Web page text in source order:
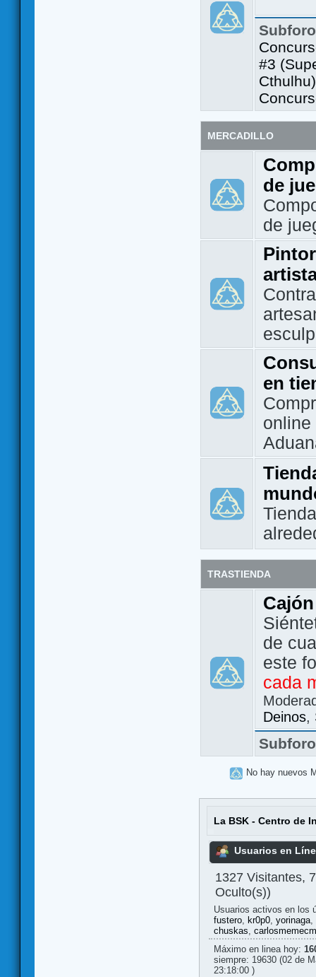
#3
Cthulhu)
MERCADILLO
de
de
en
TRASTIENDA
de
este
cada
Deinos,
No hay nuevos
La BSK - Centro de
Usuarios en
1327 Visitantes,
Oculto(s))
Usuarios activos en los
fustero, kr0p0, yorinaga,
chuskas,
Máximo en linea hoy:
siempre: 19630 (02 de
23:18:00 )